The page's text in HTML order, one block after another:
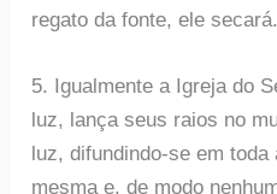
regato da fonte, ele secará.
5. Igualmente a Igreja do
luz, lança seus raios no
luz, difundindo-se em
mesma e, de modo